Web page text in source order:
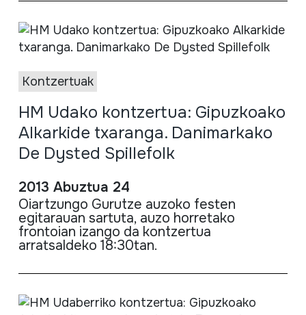
Kontzertuak
HM Udako kontzertua: Gipuzkoako
Alkarkide txaranga. Danimarkako
De Dysted Spillefolk
2013 Abuztua 24
Oiartzungo Gurutze auzoko festen
egitarauan sartuta, auzo horretako
frontoian izango da kontzertua
arratsaldeko 18:30tan.